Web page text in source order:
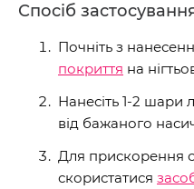
Спосіб
Почніть з
покриття на
Нанесіть 1-2 шари
від бажаного
Для прискорення
скористатися